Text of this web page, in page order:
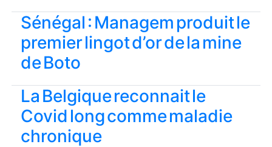
Sénégal : Managem produit le
premier lingot d’or de la mine
de Boto
La Belgique reconnait le
Covid long comme maladie
chronique